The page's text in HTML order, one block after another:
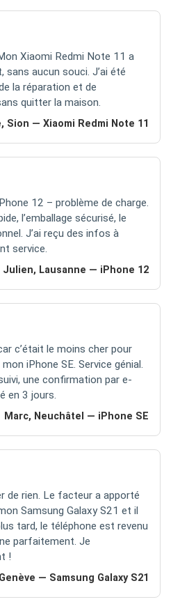
Xiaomi Redmi Note 11 a
sans aucun souci. J’ai été
la réparation et de
quitter la maison.
Sion — Xiaomi Redmi Note 11
12 – problème de charge.
l’emballage sécurisé, le
J’ai reçu des infos à
service.
Julien, Lausanne — iPhone 12
c’était le moins cher pour
iPhone SE. Service génial.
une confirmation par e-
en 3 jours.
Marc, Neuchâtel — iPhone SE
de rien. Le facteur a apporté
Samsung Galaxy S21 et il
tard, le téléphone est revenu
parfaitement. Je
!
— Samsung Galaxy S21